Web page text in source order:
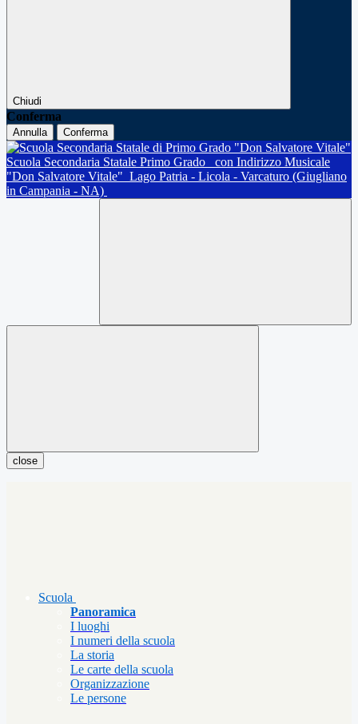
Chiudi
Conferma
Annulla Conferma
Scuola Secondaria Statale Primo Grado
con Indirizzo Musicale
"Don Salvatore Vitale" Lago Patria - Licola - Varcaturo (Giugliano
in Campania - NA)
close
Scuola
Panoramica
I luoghi
I numeri della scuola
La storia
Le carte della scuola
Organizzazione
Le persone